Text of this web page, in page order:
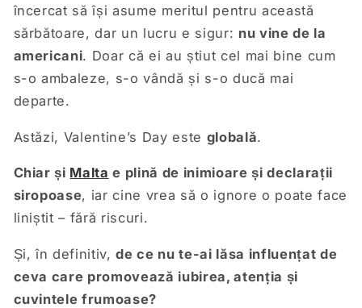
încercat să își asume meritul pentru această
sărbătoare, dar un lucru e sigur: nu vine de la
americani. Doar că ei au știut cel mai bine cum
s-o ambaleze, s-o vândă și s-o ducă mai
departe.
Astăzi, Valentine’s Day este globală.
Chiar și Malta e plină de inimioare și declarații
siropoase, iar cine vrea să o ignore o poate face
liniștit – fără riscuri.
Și, în definitiv, de ce nu te-ai lăsa influențat de
ceva care promovează iubirea, atenția și
cuvintele frumoase?